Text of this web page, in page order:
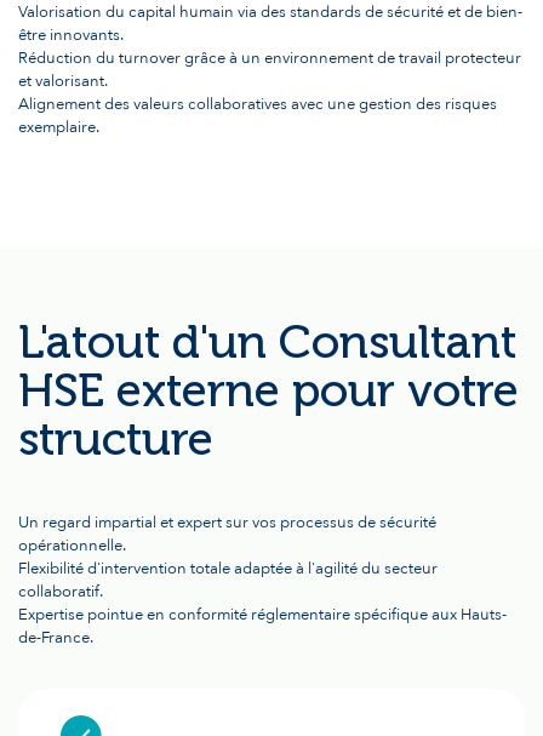
Valorisation du capital humain via des standards de sécurité et de bien-
être innovants.
Réduction du turnover grâce à un environnement de travail protecteur
et valorisant.
Alignement des valeurs collaboratives avec une gestion des risques
exemplaire.
L'atout d'un Consultant
HSE externe pour votre
structure
Un regard impartial et expert sur vos processus de sécurité
opérationnelle.
Flexibilité d'intervention totale adaptée à l'agilité du secteur
collaboratif.
Expertise pointue en conformité réglementaire spécifique aux Hauts-
de-France.